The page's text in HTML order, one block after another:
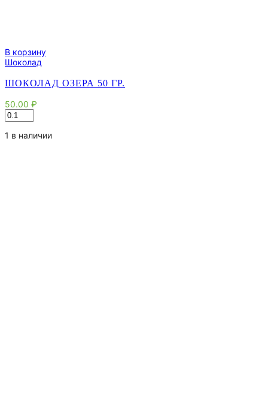
В корзину
Шоколад
ШОКОЛАД ОЗЕРА 50 ГР.
50.00 ₽
Количество
товара
Шоколад
1 в наличии